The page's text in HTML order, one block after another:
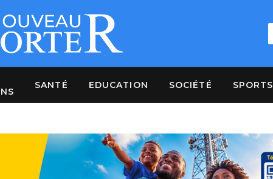
SANTÉ EDUCATION SOCIÉTÉ SPORTS